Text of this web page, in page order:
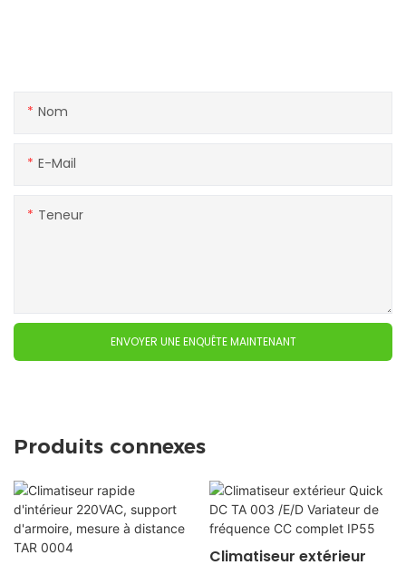
Nom
E-Mail
Teneur
ENVOYER UNE ENQUÊTE MAINTENANT
Produits connexes
Climatiseur extérieur